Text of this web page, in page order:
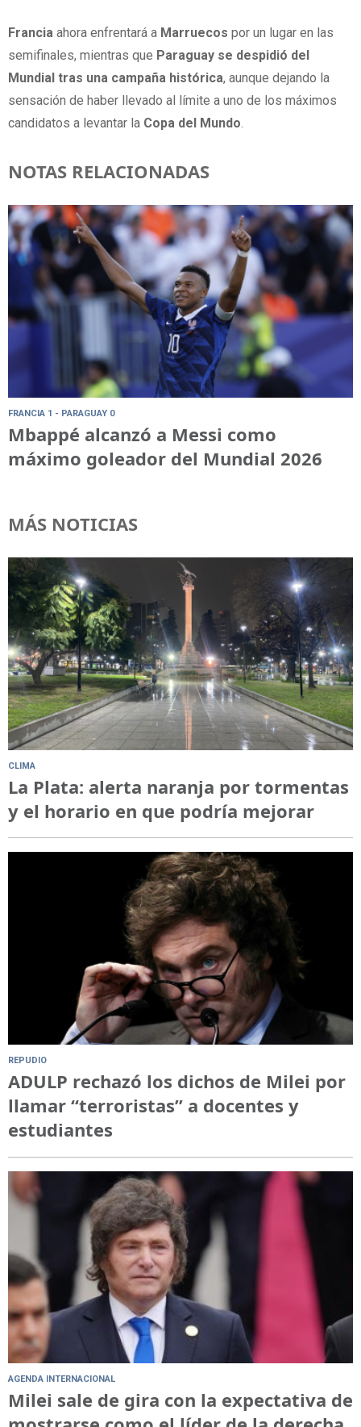
Francia ahora enfrentará a Marruecos por un lugar en las
semifinales, mientras que Paraguay se despidió del
Mundial tras una campaña histórica, aunque dejando la
sensación de haber llevado al límite a uno de los máximos
candidatos a levantar la Copa del Mundo
NOTAS RELACIONADAS
FRANCIA 1 - PARAGUAY 0
Mbappé alcanzó a Messi como
máximo goleador del Mundial 2026
MÁS NOTICIAS
CLIMA
La Plata: alerta naranja por tormentas
y el horario en que podría mejorar
REPUDIO
ADULP rechazó los dichos de Milei por
llamar “terroristas” a docentes y
estudiantes
AGENDA INTERNACIONAL
Milei sale de gira con la expectativa de